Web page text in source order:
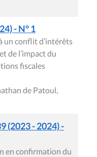
- N° 1
un conflit d’intérêts
de l’impact du
fiscales
de Patoul,
(2023 - 2024) -
en confirmation du